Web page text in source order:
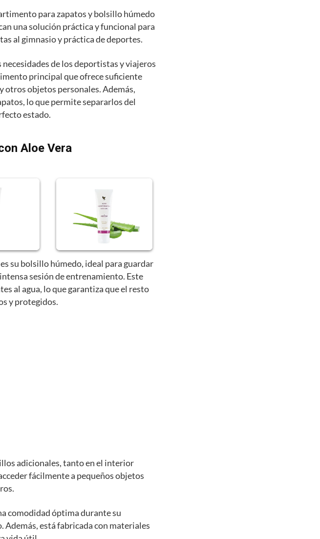
para zapatos y bolsillo húmedo
una solución práctica y funcional para
al gimnasio y práctica de deportes.
de los deportistas y viajeros
principal que ofrece suficiente
otros objetos personales. Además,
lo que permite separarlos del
estado.
Aloe Vera
su bolsillo húmedo, ideal para guardar
sesión de entrenamiento. Este
al agua, lo que garantiza que el resto
y protegidos.
adicionales, tanto en el interior
fácilmente a pequeños objetos
comodidad óptima durante su
Además, está fabricada con materiales